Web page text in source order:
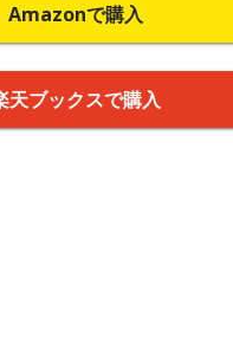
Amazonで購入
天ブックスで購入